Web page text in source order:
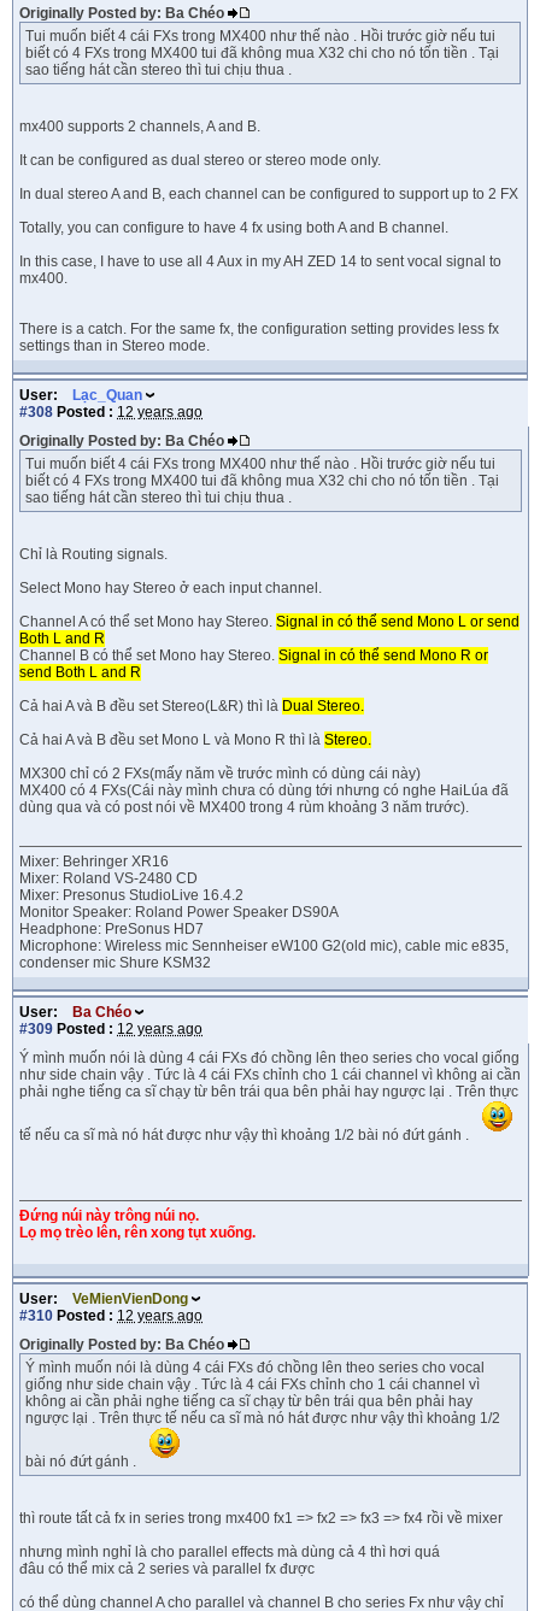
Originally Posted by: Ba Chéo
Tui muốn biết 4 cái FXs trong MX400 như thế nào . Hồi trước giờ nếu tui
biết có 4 FXs trong MX400 tui đã không mua X32 chi cho nó tốn tiền . Tại
sao tiếng hát cần stereo thì tui chịu thua .
mx400 supports 2 channels, A and B.
It can be configured as dual stereo or stereo mode only.
In dual stereo A and B, each channel can be configured to support up to 2 FX
Totally, you can configure to have 4 fx using both A and B channel.
In this case, I have to use all 4 Aux in my AH ZED 14 to sent vocal signal to
mx400.
There is a catch. For the same fx, the configuration setting provides less fx
settings than in Stereo mode.
User:
Lạc_Quan
#308 Posted : 12 years ago
Originally Posted by: Ba Chéo
Tui muốn biết 4 cái FXs trong MX400 như thế nào . Hồi trước giờ nếu tui
biết có 4 FXs trong MX400 tui đã không mua X32 chi cho nó tốn tiền . Tại
sao tiếng hát cần stereo thì tui chịu thua .
Chỉ là Routing signals.
Select Mono hay Stereo ở each input channel.
Channel A có thể set Mono hay Stereo. Signal in có thể send Mono L or send
Both L and R
Channel B có thể set Mono hay Stereo. Signal in có thể send Mono R or
send Both L and R
Cả hai A và B đều set Stereo(L&R) thì là Dual Stereo.
Cả hai A và B đều set Mono L và Mono R thì là Stereo.
MX300 chỉ có 2 FXs(mấy năm về trước mình có dùng cái này)
MX400 có 4 FXs(Cái này mình chưa có dùng tới nhưng có nghe HaiLúa đã
dùng qua và có post nói về MX400 trong 4 rùm khoảng 3 năm trước).
Mixer: Behringer XR16
Mixer: Roland VS-2480 CD
Mixer: Presonus StudioLive 16.4.2
Monitor Speaker: Roland Power Speaker DS90A
Headphone: PreSonus HD7
Microphone: Wireless mic Sennheiser eW100 G2(old mic), cable mic e835,
condenser mic Shure KSM32
User:
Ba Chéo
#309 Posted : 12 years ago
Ý mình muốn nói là dùng 4 cái FXs đó chồng lên theo series cho vocal giống
như side chain vậy . Tức là 4 cái FXs chỉnh cho 1 cái channel vì không ai cần
phải nghe tiếng ca sĩ chạy từ bên trái qua bên phải hay ngược lại . Trên thực
tế nếu ca sĩ mà nó hát được như vậy thì khoảng 1/2 bài nó đứt gánh .
Đứng núi này trông núi nọ.
Lọ mọ trèo lên, rên xong tụt xuống.
User:
VeMienVienDong
#310 Posted : 12 years ago
Originally Posted by: Ba Chéo
Ý mình muốn nói là dùng 4 cái FXs đó chồng lên theo series cho vocal
giống như side chain vậy . Tức là 4 cái FXs chỉnh cho 1 cái channel vì
không ai cần phải nghe tiếng ca sĩ chạy từ bên trái qua bên phải hay
ngược lại . Trên thực tế nếu ca sĩ mà nó hát được như vậy thì khoảng 1/2
bài nó đứt gánh .
thì route tất cả fx in series trong mx400 fx1 => fx2 => fx3 => fx4 rồi về mixer
nhưng mình nghỉ là cho parallel effects mà dùng cả 4 thì hơi quá
đâu có thể mix cả 2 series và parallel fx được
có thể dùng channel A cho parallel và channel B cho series Fx như vậy chỉ